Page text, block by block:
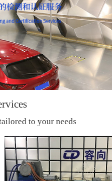
to your needs